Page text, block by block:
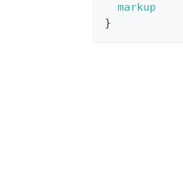
markup
}